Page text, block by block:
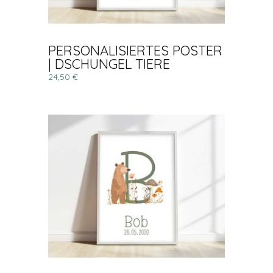
PERSONALISIERTES POSTER
| DSCHUNGEL TIERE
24,50 €